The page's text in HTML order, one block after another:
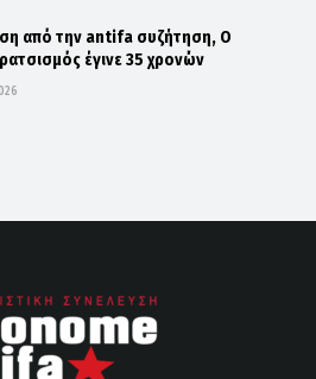
από την antifa συζήτηση, Ο
έγινε 35 χρονών